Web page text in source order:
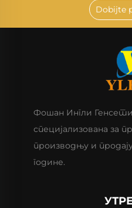
Dobijte
Фошан Ингли
специјализована за
производњу и
године.